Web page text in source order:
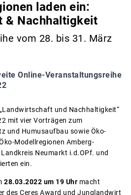
laden ein:
& Nachhaltigkeit
vom 28. bis 31. März
Online-Veranstaltungsreihe
und Nachhaltigkeit“
mit vier Vorträgen zum
und Humusaufbau sowie Öko-
Modellregionen Amberg-
Neumarkt i.d.OPf. und
ein.
28.03.2022 um 19 Uhr macht
des Ceres Award und Junglandwirt